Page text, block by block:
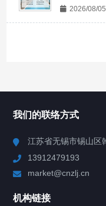
2026/08/05
Chiller高精度制冷循
我们的联络方式
江苏省无锡市锡山区
13912479193
market@cnzlj.cn
机构链接